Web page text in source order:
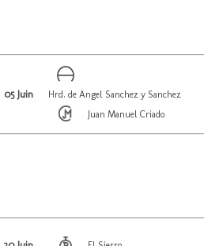
05 Juin
Hrd. de Angel Sanchez y Sanchez
Juan Manuel Criado